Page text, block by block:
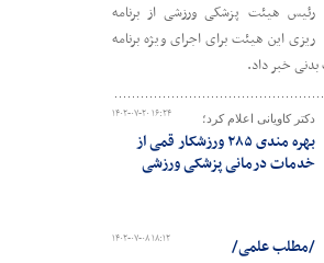
رئیس هیئت پزشکی ورزشی از برنامه
ریزی این هیئت برای اجرای ویژه برنامه
خبر داد.
۱۴۰۲-۰۷-۲۰ ۱۶:۲۴ دکتر کاویانی اعلام کرد؛
بهره مندی ۲۸۵ ورزشکار قمی از
خدمات درمانی پزشکی ورزشی
۱۴۰۲-۰۷-۰۸ ۱۸:۱۲ /مطلب علمی/